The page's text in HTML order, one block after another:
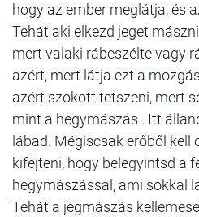
hogy az ember meglátja, és
Tehát aki elkezd jeget
mert valaki rábeszélte vagy
azért, mert látja ezt a
azért szokott tetszeni, mert
mint a hegymászás . Itt
lábad. Mégiscsak erőből kell
kifejteni, hogy belegyintsd a
hegymászással, ami sokkal
Tehát a jégmászás